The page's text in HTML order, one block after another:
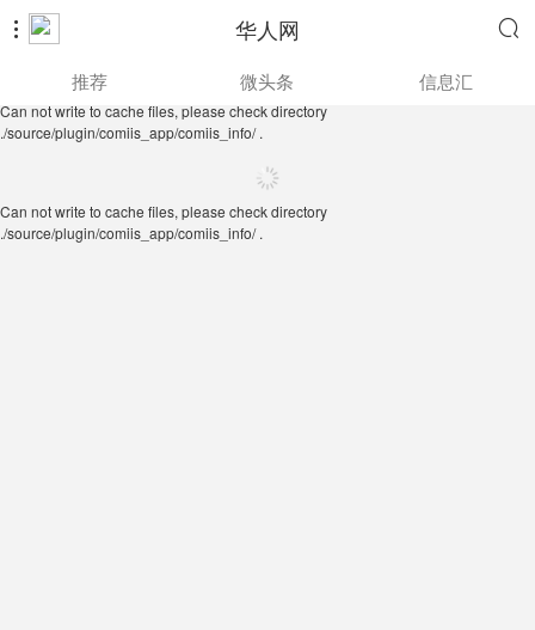
 华人网 
./source/plugin/comiis_app/comiis_info/ .
推荐 微头条 信息汇
Can not write to cache files, please check directory
./source/plugin/comiis_app/comiis_info/ .
Can not write to cache files, please check directory
./source/plugin/comiis_app/comiis_info/ .